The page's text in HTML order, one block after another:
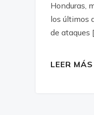
Honduras,
los últimos
de ataques
LEER MÁS